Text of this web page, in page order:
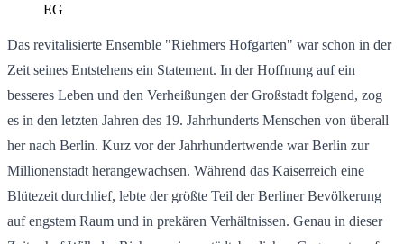
EG
Das revitalisierte Ensemble "Riehmers Hofgarten" war schon in der
Zeit seines Entstehens ein Statement. In der Hoffnung auf ein
besseres Leben und den Verheißungen der Großstadt folgend, zog
es in den letzten Jahren des 19. Jahrhunderts Menschen von überall
her nach Berlin. Kurz vor der Jahrhundertwende war Berlin zur
Millionenstadt herangewachsen. Während das Kaiserreich eine
Blütezeit durchlief, lebte der größte Teil der Berliner Bevölkerung
auf engstem Raum und in prekären Verhältnissen. Genau in dieser